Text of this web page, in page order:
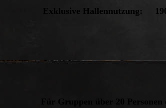
Exklusive Hallennutzung:
220€ / Stunde
280€ / Stunde
310€ / Stunde
Für Gruppen über 20